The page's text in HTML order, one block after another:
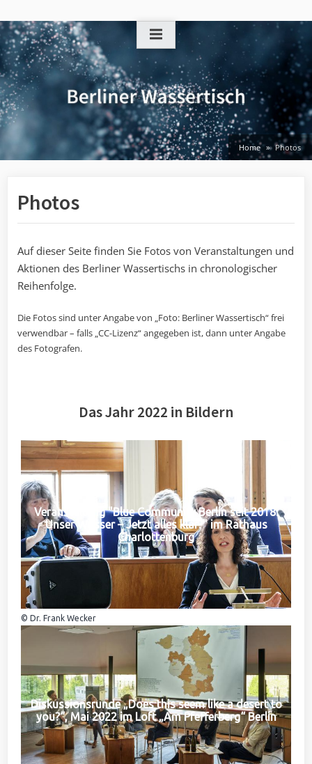
to
content
Home Photos
Photos
Auf dieser Seite finden Sie Fotos von Veranstaltungen und
Aktionen des Berliner Wassertischs in chronologischer
Reihenfolge.
Die Fotos sind unter Angabe von „Foto: Berliner Wassertisch“ frei
verwendbar – falls „CC-Lizenz“ angegeben ist, dann unter Angabe
des Fotografen.
Das Jahr 2022 in Bildern
Veranstaltung "Blue Community Berlin seit 2018:
Unser Wasser – Jetzt alles klar?" im Rathaus
Charlottenburg
© Dr. Frank Wecker
Diskussionsrunde „Does this seem like a desert to
you?“, Mai 2022 im Loft „Am Pfefferberg“ Berlin